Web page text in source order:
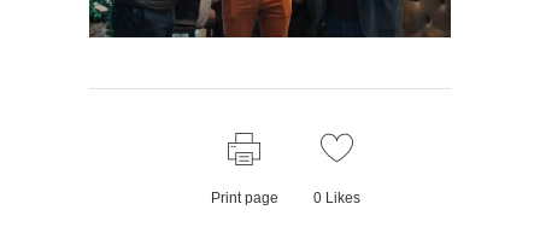
Print page 0Likes